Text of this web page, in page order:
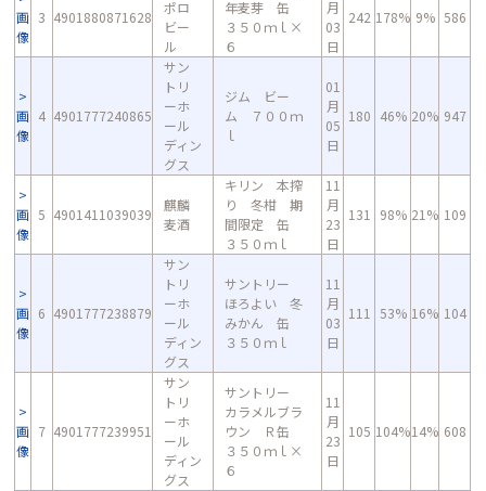
画
像
3 4901880871628
ポロ
ビー
ル
年麦芽 缶
３５０ｍｌ×
６
月
03
日
242 178% 9% 586
画
像
4 4901777240865
サン
トリ
ーホ
ール
ディン
グス
ジム ビー
ム ７００ｍ
ｌ
01
月
05
日
180 46% 20% 947
画
像
5 4901411039039
麒麟
麦酒
キリン 本搾
り 冬柑 期
間限定 缶
３５０ｍｌ
11
月
23
日
131 98% 21% 109
画
像
6 4901777238879
サン
トリ
ーホ
ール
ディン
グス
サントリー
ほろよい 冬
みかん 缶
３５０ｍｌ
11
月
03
日
111 53% 16% 104
画
像
7 4901777239951
サン
トリ
ーホ
ール
ディン
グス
サントリー
カラメルブラ
ウン Ｒ缶
３５０ｍｌ×
６
11
月
23
日
105 104%14% 608